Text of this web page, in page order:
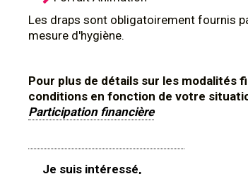
Les draps sont obligatoirement fournis
mesure d'hygiène.
Pour plus de détails sur les modalités
conditions en fonction de votre
Participation financière
Je suis intéressé,